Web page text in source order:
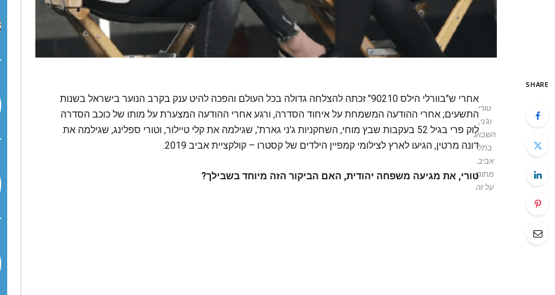
SHARE
טורי
וג'ני,
השבוע
בתל
אביב.
מתות
על זה
אחרי ש"בוורלי הילס 90210" זכתה להצלחה גדולה בכל העולם והפכה להיט ענק בקרב הנוער בישראל בשנות
התשעים; אחרי ההודעה המשמחת על איחוד הסדרה, ורגע אחרי ההודעה המצערת על מותו של כוכב הסדרה
לוק פרי בגיל 52 בעקבות שבץ מוחי, השחקניות ג'ני גארת', שגילמה את קלי טיילור, וטורי ספלינג, שגילמה את
דונה מרטין, הגיעו לארץ לצילומי קמפיין הילדים של קסטרו – קולקציית אביב 2019.
טורי, את מגיעה משפחה יהודית, האם הביקור הזה מיוחד בשבילך?